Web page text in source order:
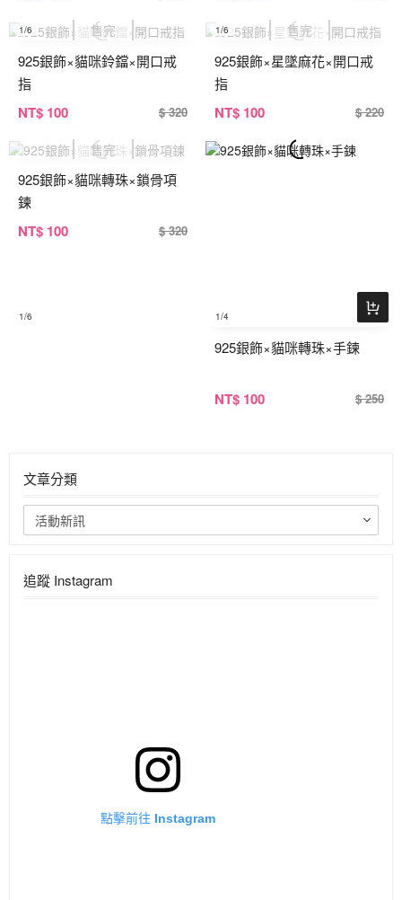
1/6
925銀飾×貓咪鈴鐺×開口戒
指
NT$ 100 $ 320
1/6
925銀飾×星墜麻花×開口戒
指
NT$ 100 $ 220
1/6
925銀飾×貓咪轉珠×鎖骨項
鍊
NT$ 100 $ 320
1/4
925銀飾×貓咪轉珠×手鍊
NT$ 100 $ 250
文章分類
活動新訊
追蹤 Instagram
點擊前往 Instagram